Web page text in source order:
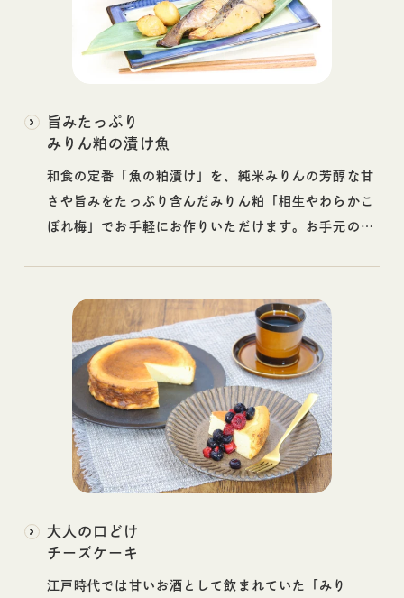
旨みたっぷり
みりん粕の漬け魚
和食の定番「魚の粕漬け」を、純米みりんの芳醇な甘
さや旨みをたっぷり含んだみりん粕「相生やわらかこ
ぼれ梅」でお手軽にお作りいただけます。お手元の味
大人の口どけ
チーズケーキ
江戸時代では甘いお酒として飲まれていた「みり